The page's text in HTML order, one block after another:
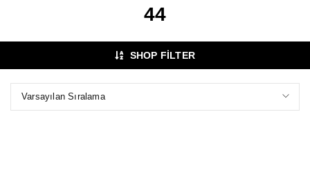
44
SHOP FILTER
Varsayılan Sıralama